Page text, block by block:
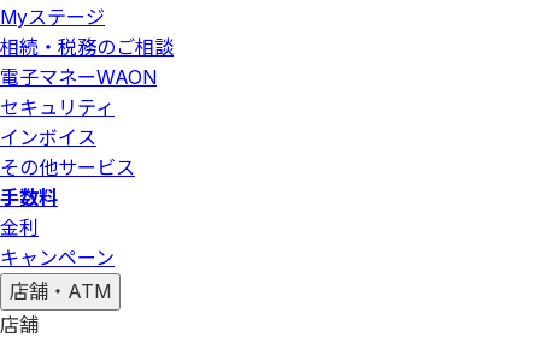
Myステージ
相続・税務のご相談
電子マネーWAON
セキュリティ
インボイス
その他サービス
手数料
金利
キャンペーン
店舗・ATM
店舗